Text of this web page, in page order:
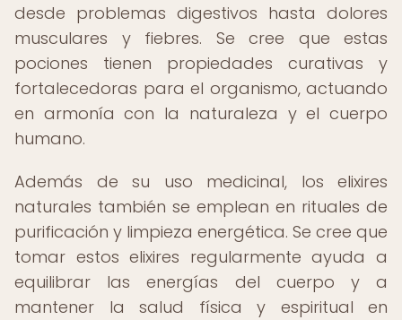
desde problemas digestivos hasta dolores
musculares y fiebres. Se cree que estas
pociones tienen propiedades curativas y
fortalecedoras para el organismo, actuando
en armonía con la naturaleza y el cuerpo
humano.
Además de su uso medicinal, los elixires
naturales también se emplean en rituales de
purificación y limpieza energética. Se cree que
tomar estos elixires regularmente ayuda a
equilibrar las energías del cuerpo y a
mantener la salud física y espiritual en